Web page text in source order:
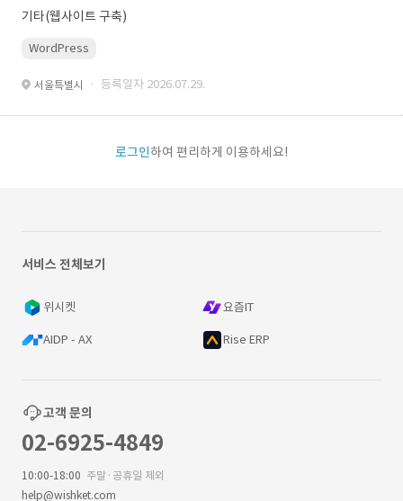
기타(웹사이트 구축)
WordPress
서울특별시 · 등록일자 2026.07.29.
로그인하여 편리하게 이용하세요!
서비스 전체보기
위시켓 요즘IT
AIDP - AX Rise ERP
고객 문의
02-6925-4849
10:00-18:00 주말·공휴일 제외
help@wishket.com